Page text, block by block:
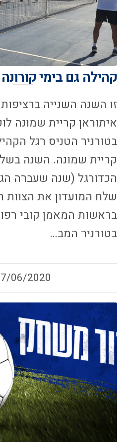
קהילה גם בימי קורונה
זו השנה השנייה
איתוראן קריית שמונה
בטורניר הטניס רגל
קריית שמונה. השנה
הכדורגל (שנה שעברה
שלח המועדון את הצוות
בראשות המאמן קובי
בטורניר המב…
06/2020